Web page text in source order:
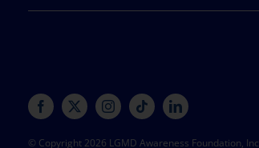
© Copyright 2026 LGMD Awareness Foundation, Inc